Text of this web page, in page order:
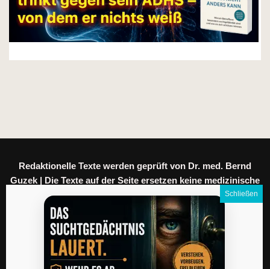
Redaktionelle Texte werden geprüft von Dr. med. Bernd
Guzek | Die Texte auf der Seite ersetzen keine medizinische
Beratung.
Meine Daten|Datenschutz|Impressum AGB|Kontakt
English version
Coaching